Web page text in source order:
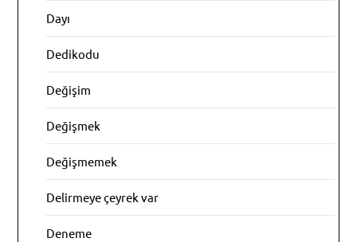
Dayı
Dedikodu
Değişim
Değişmek
Değişmemek
Delirmeye çeyrek var
Deneme